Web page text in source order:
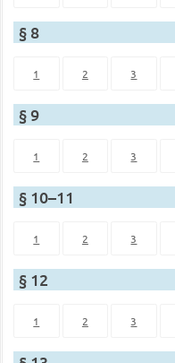
§ 8
1 2 3
§ 9
1 2 3
§ 10–11
1 2 3
§ 12
1 2 3